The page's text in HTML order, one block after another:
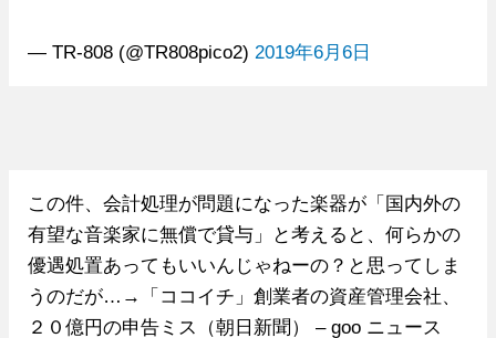
— TR-808 (@TR808pico2) 2019年6月6日
この件、会計処理が問題になった楽器が「国内外の
有望な音楽家に無償で貸与」と考えると、何らかの
優遇処置あってもいいんじゃねーの？と思ってしま
うのだが…→「ココイチ」創業者の資産管理会社、
２０億円の申告ミス（朝日新聞） – goo ニュース